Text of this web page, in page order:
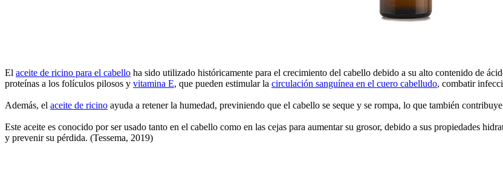
El aceite de ricino para el cabello ha sido utilizado históricamente para el crecimiento del cabello debido a su alto contenido de
proteínas a los folículos pilosos y vitamina E, que pueden estimular la circulación sanguínea en el cuero cabelludo, combatir
Además, el aceite de ricino ayuda a retener la humedad, previniendo que el cabello se seque y se rompa, lo que también
Este aceite es conocido por ser usado tanto en el cabello como en las cejas para aumentar su grosor, debido a sus propiedades
y prevenir su pérdida. (Tessema, 2019)